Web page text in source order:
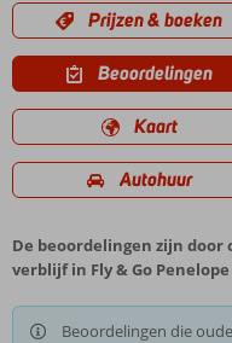
Prijzen & boeken
Beoordelingen
Kaart
Autohuur
De beoordelingen zijn
verblijf in Fly & Go
Beoordelingen die